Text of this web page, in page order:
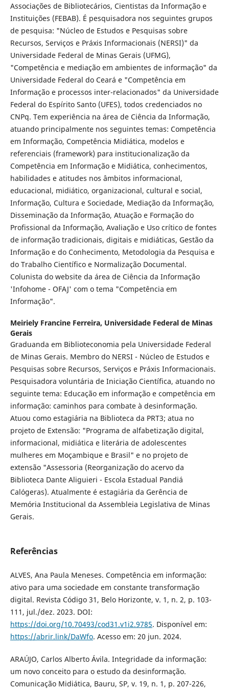
Associações de Bibliotecários, Cientistas da Informação e
Instituições (FEBAB). É pesquisadora nos seguintes grupos
de pesquisa: "Núcleo de Estudos e Pesquisas sobre
Recursos, Serviços e Práxis Informacionais (NERSI)" da
Universidade Federal de Minas Gerais (UFMG),
"Competência e mediação em ambientes de informação" da
Universidade Federal do Ceará e "Competência em
Informação e processos inter-relacionados" da Universidade
Federal do Espírito Santo (UFES), todos credenciados no
CNPq. Tem experiência na área de Ciência da Informação,
atuando principalmente nos seguintes temas: Competência
em Informação, Competência Midiática, modelos e
referenciais (framework) para institucionalização da
Competência em Informação e Midiática, conhecimentos,
habilidades e atitudes nos âmbitos informacional,
educacional, midiático, organizacional, cultural e social,
Informação, Cultura e Sociedade, Mediação da Informação,
Disseminação da Informação, Atuação e Formação do
Profissional da Informação, Avaliação e Uso crítico de fontes
de informação tradicionais, digitais e midiáticas, Gestão da
Informação e do Conhecimento, Metodologia da Pesquisa e
do Trabalho Científico e Normalização Documental.
Colunista do website da área de Ciência da Informação
'Infohome - OFAJ' com o tema "Competência em
Informação".
Meiriely Francine Ferreira, Universidade Federal de Minas
Gerais
Graduanda em Biblioteconomia pela Universidade Federal
de Minas Gerais. Membro do NERSI - Núcleo de Estudos e
Pesquisas sobre Recursos, Serviços e Práxis Informacionais.
Pesquisadora voluntária de Iniciação Científica, atuando no
seguinte tema: Educação em informação e competência em
informação: caminhos para combate à desinformação.
Atuou como estagiária na Biblioteca da PRT3; atua no
projeto de Extensão: "Programa de alfabetização digital,
informacional, midiática e literária de adolescentes
mulheres em Moçambique e Brasil" e no projeto de
extensão "Assessoria (Reorganização do acervo da
Biblioteca Dante Aliguieri - Escola Estadual Pandiá
Calógeras). Atualmente é estagiária da Gerência de
Memória Institucional da Assembleia Legislativa de Minas
Gerais.
Referências
ALVES, Ana Paula Meneses. Competência em informação:
ativo para uma sociedade em constante transformação
digital. Revista Código 31, Belo Horizonte, v. 1, n. 2, p. 103-
111, jul./dez. 2023. DOI:
https://doi.org/10.70493/cod31.v1i2.9785. Disponível em:
https://abrir.link/DaWfo. Acesso em: 20 jun. 2024.
ARAÚJO, Carlos Alberto Ávila. Integridade da informação:
um novo conceito para o estudo da desinformação.
Comunicação Midiática, Bauru, SP, v. 19, n. 1, p. 207-226,